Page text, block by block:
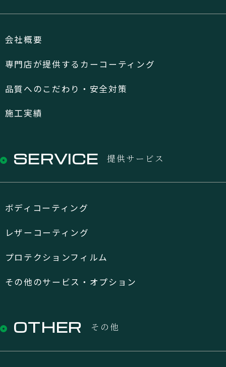
会社概要
専門店が提供するカーコーティング
品質へのこだわり・安全対策
施工実績
SERVICE 提供サービス
ボディコーティング
レザーコーティング
プロテクションフィルム
その他のサービス・オプション
OTHER その他